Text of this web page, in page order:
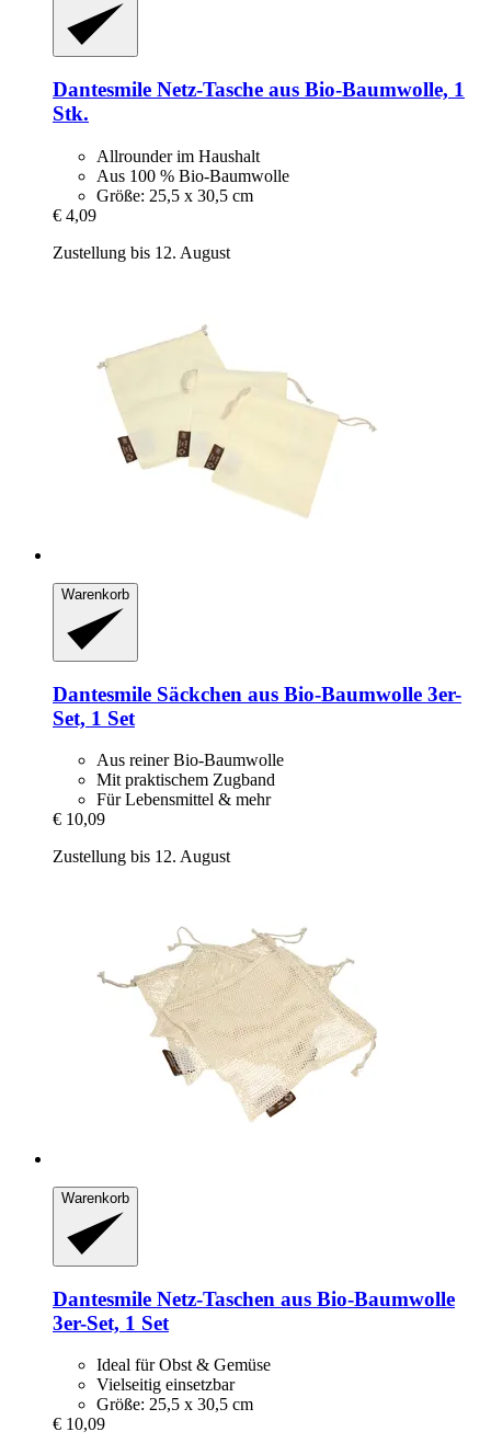
Dantesmile Netz-​Tasche aus Bio-​Baumwolle, 1
Stk.
Allrounder im Haushalt
Aus 100 % Bio-Baumwolle
Größe: 25,5 x 30,5 cm
€ 4,09
Zustellung bis 12. August
Warenkorb
Dantesmile Säckchen aus Bio-​Baumwolle 3er-​
Set, 1 Set
Aus reiner Bio-Baumwolle
Mit praktischem Zugband
Für Lebensmittel & mehr
€ 10,09
Zustellung bis 12. August
Warenkorb
Dantesmile Netz-​Taschen aus Bio-​Baumwolle
3er-​Set, 1 Set
Ideal für Obst & Gemüse
Vielseitig einsetzbar
Größe: 25,5 x 30,5 cm
€ 10,09